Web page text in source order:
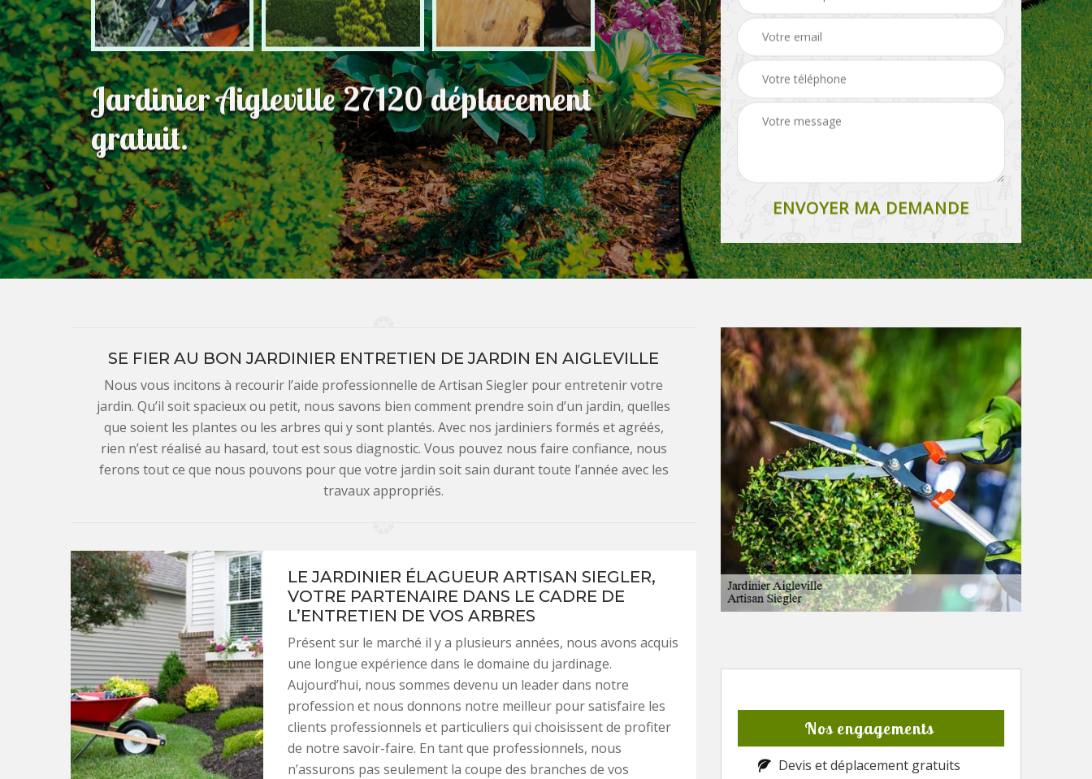
Jardinier Aigleville 27120 déplacement
gratuit.
SE FIER AU BON JARDINIER ENTRETIEN DE JARDIN EN AIGLEVILLE
Nous vous incitons à recourir l’aide professionnelle de Artisan Siegler pour entretenir votre
jardin. Qu’il soit spacieux ou petit, nous savons bien comment prendre soin d’un jardin, quelles
que soient les plantes ou les arbres qui y sont plantés. Avec nos jardiniers formés et agréés,
rien n’est réalisé au hasard, tout est sous diagnostic. Vous pouvez nous faire confiance, nous
ferons tout ce que nous pouvons pour que votre jardin soit sain durant toute l’année avec les
travaux appropriés.
LE JARDINIER ÉLAGUEUR ARTISAN SIEGLER,
VOTRE PARTENAIRE DANS LE CADRE DE
L’ENTRETIEN DE VOS ARBRES
Présent sur le marché il y a plusieurs années, nous avons acquis
une longue expérience dans le domaine du jardinage.
Aujourd’hui, nous sommes devenu un leader dans notre
profession et nous donnons notre meilleur pour satisfaire les
clients professionnels et particuliers qui choisissent de profiter
de notre savoir-faire. En tant que professionnels, nous
n’assurons pas seulement la coupe des branches de vos
Nos engagements
Devis et déplacement gratuits